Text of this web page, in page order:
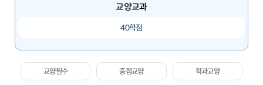
교양교과
40학점
교양필수 중점교양 학과교양